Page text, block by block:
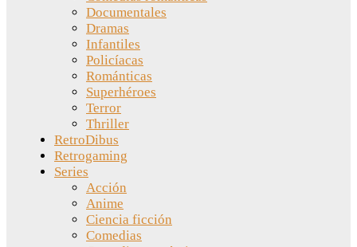
Documentales
Dramas
Infantiles
Policíacas
Románticas
Superhéroes
Terror
Thriller
RetroDibus
Retrogaming
Series
Acción
Anime
Ciencia ficción
Comedias